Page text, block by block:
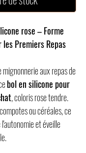
rose – Forme
Premiers Repas
aux repas de
bol en silicone pour
, coloris rose tendre.
ou céréales, ce
et éveille